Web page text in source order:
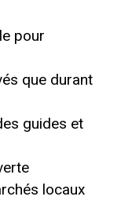
pour
que durant
guides et
locaux